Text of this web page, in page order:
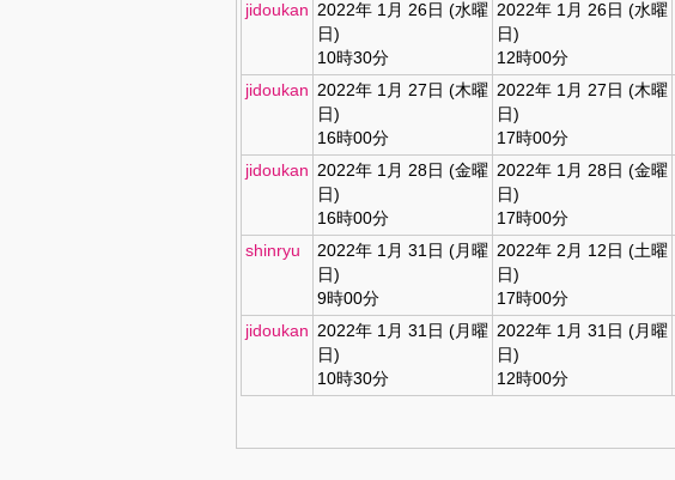
jidoukan 2022年 1月 26日 (水曜
日)
10時30分
2022年 1月 26日 (水曜
日)
12時00分
jidoukan 2022年 1月 27日 (木曜
日)
16時00分
2022年 1月 27日 (木曜
日)
17時00分
jidoukan 2022年 1月 28日 (金曜
日)
16時00分
2022年 1月 28日 (金曜
日)
17時00分
shinryu
2022年 1月 31日 (月曜
日)
9時00分
2022年 2月 12日 (土曜
日)
17時00分
jidoukan 2022年 1月 31日 (月曜
日)
10時30分
2022年 1月 31日 (月曜
日)
12時00分